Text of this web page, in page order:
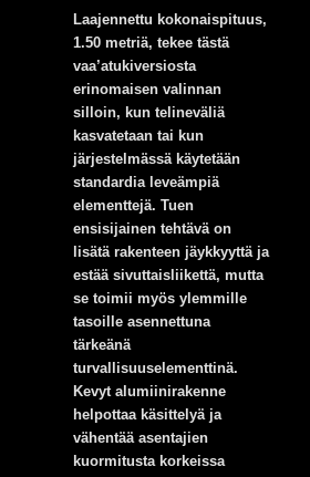
Laajennettu kokonaispituus,
1.50 metriä, tekee tästä
vaa’atukiversiosta
erinomaisen valinnan
silloin, kun telineväliä
kasvatetaan tai kun
järjestelmässä käytetään
standardia leveämpiä
elementtejä. Tuen
ensisijainen tehtävä on
lisätä rakenteen jäykkyyttä ja
estää sivuttaisliikettä, mutta
se toimii myös ylemmille
tasoille asennettuna
tärkeänä
turvallisuuselementtinä.
Kevyt alumiinirakenne
helpottaa käsittelyä ja
vähentää asentajien
kuormitusta korkeissa